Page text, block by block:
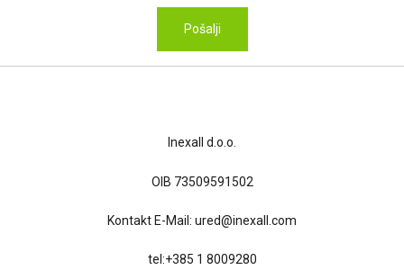
Pošalji
Inexall d.o.o.
OIB 73509591502
Kontakt E-Mail: ured@inexall.com
tel:+385 1 8009280